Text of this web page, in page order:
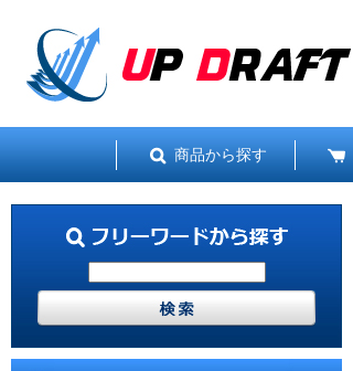
商品から探す